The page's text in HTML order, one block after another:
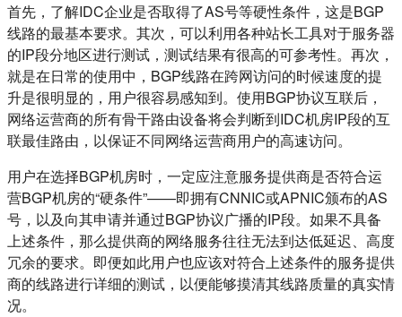
首先，了解IDC企业是否取得了AS号等硬性条件，这是BGP
线路的最基本要求。其次，可以利用各种站长工具对于服务器
的IP段分地区进行测试，测试结果有很高的可参考性。再次，
就是在日常的使用中，BGP线路在跨网访问的时候速度的提
升是很明显的，用户很容易感知到。使用BGP协议互联后，
网络运营商的所有骨干路由设备将会判断到IDC机房IP段的互
联最佳路由，以保证不同网络运营商用户的高速访问。
用户在选择BGP机房时，一定应注意服务提供商是否符合运
营BGP机房的“硬条件”——即拥有CNNIC或APNIC颁布的AS
号，以及向其申请并通过BGP协议广播的IP段。如果不具备
上述条件，那么提供商的网络服务往往无法到达低延迟、高度
冗余的要求。即便如此用户也应该对符合上述条件的服务提供
商的线路进行详细的测试，以便能够摸清其线路质量的真实情
况。